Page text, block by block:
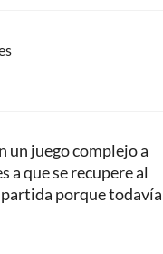
un juego complejo a
que se recupere al
partida porque todavía